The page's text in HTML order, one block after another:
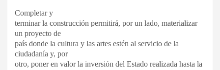
Completar y
terminar la construcción permitirá, por un lado, materializar
un proyecto de
país donde la cultura y las artes estén al servicio de la
ciudadanía y, por
otro, poner en valor la inversión del Estado realizada hasta la